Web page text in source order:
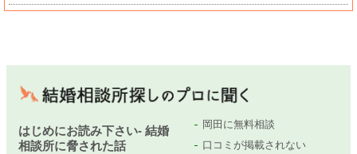
はじめにお読み下さい- 結婚
相談所に脅された話
岡田に無料相談
口コミが掲載されない